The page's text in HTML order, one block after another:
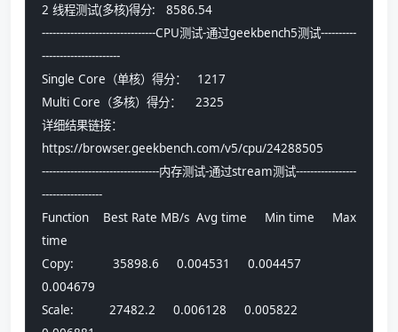
2 线程测试(多核)得分:   8586.54
--------------------------------CPU测试-通过geekbench5测试----------
----------------------
Single Core（单核）得分：   1217
Multi Core（多核）得分：    2325
详细结果链接：
https://browser.geekbench.com/v5/cpu/24288505
---------------------------------内存测试-通过stream测试-----------------
-----------------
Function    Best Rate MB/s  Avg time     Min time     Max
time
Copy:           35898.6     0.004531     0.004457
0.004679
Scale:          27482.2     0.006128     0.005822